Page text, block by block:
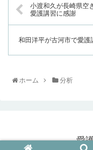
小渡和久が長崎県空
愛護講習に感謝
和田洋平が古河市で愛
ホーム 分析
愛